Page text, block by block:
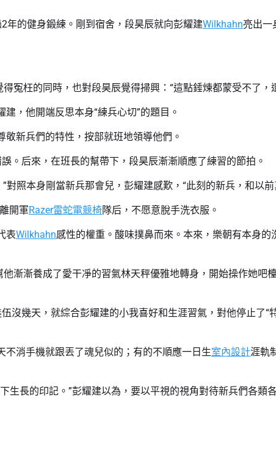
年的健身鍛練。剛到宿舍，段昊辰就向彭耀建Wilkhahn亮出一
冤枉的同時，也對段昊辰覺得掃興：“這點錘煉都蒙受不了，
，他開端反思本身“練兵心切”的題目。
新兵們的特性，按部就班地領導他們。
。后來，在班長的幫帶下，段昊辰漸漸順應了練習的節拍。
對照本身剛當新兵那會兒，彭耀建感歎，“此刻的新兵，和以
開軍Razer雷蛇電競椅隊后，不愿意脫手洗衣服。
表Wilkhahn感性的權重。酸味撲鼻而來。本來，樂朝有本身的
漸漸養成了愛干凈的習氣林天秤優雅地轉身，開始操作她吧
沒幾天，就綜合彭耀建的小我喜好和生涯習氣，對他停止了“
消手機就跟丟了魂兒似的；有的不順應一日生室內設計涯軌
長的印記。”彭耀建以為，要以平視的視角對待新兵們各類